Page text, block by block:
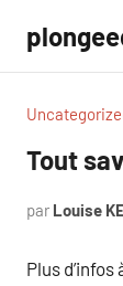
contenu
Tout
par Louise
Plus d’infos